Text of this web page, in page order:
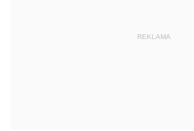
REKLAMA